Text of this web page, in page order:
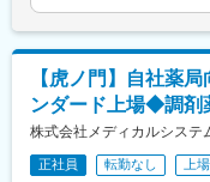
・転居を伴う転勤
■やりがい：
・最近、健康のこ
を聞くことで、お
献することができ
服薬フォロー・オ
り便利にするため
者数は220万人を突
ビスへと成長を続
■業務内容
【虎ノ門】自社薬
ンダード上場◆調剤
株式会社メディカルシステ
正社員 転勤なし 上